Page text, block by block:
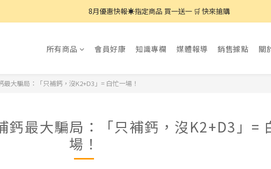
8月優惠快報☀️指定商品 買一送一 🛒 快來搶購
8月優惠快報☀️指定商品 買一送一 🛒 快來搶購
8月優惠快報☀️指定商品 買一送一 🛒 快來搶購
所有商品 會員好康 知識專欄 媒體報導 銷售據點 關
大騙局：「只補鈣，沒K2+D3」= 白忙一場！
鈣最大騙局：「只補鈣，沒K2+D3」=
場！